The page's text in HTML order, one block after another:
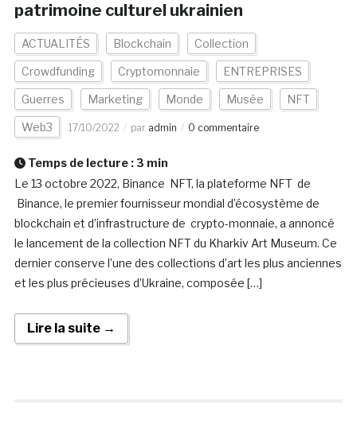
patrimoine culturel ukrainien
ACTUALITÉS Blockchain Collection
Crowdfunding Cryptomonnaie ENTREPRISES
Guerres Marketing Monde Musée NFT
Web3 17/10/2022 par admin 0 commentaire
Temps de lecture : 3 min
Le 13 octobre 2022, Binance NFT, la plateforme NFT de
Binance, le premier fournisseur mondial d’écosystème de
blockchain et d’infrastructure de crypto-monnaie, a annoncé
le lancement de la collection NFT du Kharkiv Art Museum. Ce
dernier conserve l’une des collections d’art les plus anciennes
et les plus précieuses d’Ukraine, composée […]
Lire la suite →